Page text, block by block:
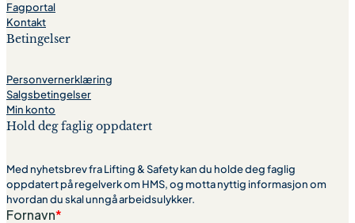
Fagportal
Kontakt
Betingelser
Personvernerklæring
Salgsbetingelser
Min konto
Hold deg faglig oppdatert
Med nyhetsbrev fra Lifting & Safety kan du holde deg faglig
oppdatert på regelverk om HMS, og motta nyttig informasjon om
hvordan du skal unngå arbeidsulykker.